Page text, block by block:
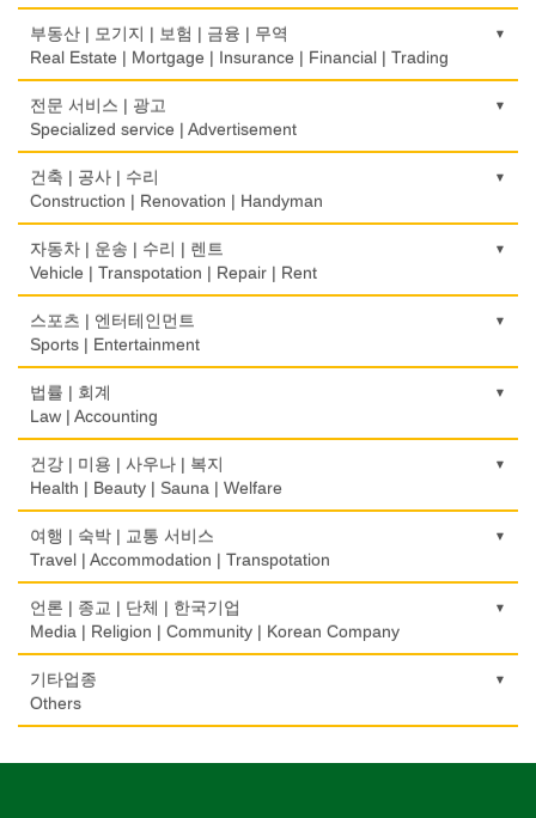
식당장비
Food Equipment
식품점
Korean Food
Food Manufacturing
와인제조
정육점
제과점
Bakery
식품도매
Food Distributors
Psychologist/Psychiatrist
안경점
Optical Stores
의료기구
Medical Instruments
Denturist
한의원/한약
Oriental Herb/Acupuncture
약국
의사-내과
Internal Medicine
의사-물리치료/카이로 프랙터
Physiotherapy/Chiropractic Clinic
의사-비뇨기과
의사-산부인과
Obstetrician
의사-성형외과
Cosmetic Surgeon
Children's Ware
Wedding
인터넷 쇼핑
Internet Shopping
결혼상담
Marriage Consulting
Florist
모피점
백화점/선물센터
보석/귀금속/시계
Jeweler/Jeweller
비디오-사진/촬영/편집/공급
Video Service
사진촬영
애완동물용품
Pet Shop
사무기기
Office Equipment
Stationery/Office Equipment
Book Store
운전학원
Driving School
한글학교
Korean Language School
Boarding House
학교/학원
개인지도-체육
개인지도-음악
Private Lesson-Music
개인지도-옷수선
Private Lesson-Alteration
개인지도-어학/수학
개인지도-서예
금전등록기
Cash Register
인터넷 서비스/까페
Internet Service/Cafe
전자제품 판매/수리
Electronic Goods Sales/Repair
Telephone/Communication Service
컴퓨터 판매/수리
Computer Sales/Repair
부동산 | 모기지 | 보험 | 금융 | 무역
Real Estate | Mortgage | Insurance | Financial | Trading
도매
Wholesale
모기지
Mortgage
International Trade
Insurance/Investment/Finance
부동산 관리
Property Management
채무조정
Bankruptcy
Real Estate
은행/금융기관
Bank/Financing Service
전문 서비스 | 광고
Specialized service | Advertisement
광고/그래픽 디자인
Advertising/Graphic Design
광고 에이전트
Advertising Agency
경보/도난방지
Alarm/Security System
Cemetery/Monument
빨래방/세탁
Coin Laundry/Dry cleaning
상패/트로피
Medal/Trophy
Dry cleaning Equipment
악기사
열쇠
건축 | 공사 | 수리
Construction | Renovation | Handyman
건축시공/개조
Construction/Home Renovation
건축설계사
Architect
Architecture
Home Inspection
간판
Signs
가구판매/수리
Furniture Sales/Repair
Machinery Rebuilding
난방/냉동
자동차 | 운송 | 수리 | 렌트
Vehicle | Transpotation | Repair | Rent
운송/통관/이삿짐
Transportation/Moving
택배
Courier Service
Taxi Service
Automobile/Car
자동차-렌트
Car Rental
자동차-바디샵
Autobody Shop
스포츠 | 엔터테인먼트
Sports | Entertainment
골프장비
Golf Equipment
골프장
Golf/Country Club
가라오케/노래방/카페
Karaoke/Cafe
Dahn Centre
당구장
Billiard Club
볼링장
법률 | 회계
Law | Accounting
교통위반티켓
Traffic Ticket
공인회계사(CPA)
CPA
번역/통역/이력서
Translation/Interpretation/Resume Service
Law Office
회계업무
건강 | 미용 | 사우나 | 복지
Health | Beauty | Sauna | Welfare
건강상담/식품/정보
Health Counseling/Food/Information
의료기
Medical Equipment
Massage
여행 | 숙박 | 교통 서비스
Travel | Accommodation | Transpotation
호텔/모텔/숙박
Hotel/Motel
여행/관광
Travel/Tour
언론 | 종교 | 단체 | 한국기업
Media | Religion | Community | Korean Company
기도원/수양관
Retreat Centre
Korean Businessmen's Association
기타업종
Others